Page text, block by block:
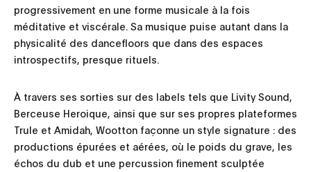
progressivement en une forme musicale à la fois
méditative et viscérale. Sa musique puise autant dans la
physicalité des dancefloors que dans des espaces
introspectifs, presque rituels.
À travers ses sorties sur des labels tels que Livity Sound,
Berceuse Heroique, ainsi que sur ses propres plateformes
Trule et Amidah, Wootton façonne un style signature : des
productions épurées et aérées, où le poids du grave, les
échos du dub et une percussion finement sculptée